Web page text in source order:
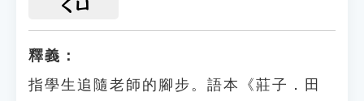
ㄑㄩ
釋義：
指學生追隨老師的腳步。語本《莊子．田